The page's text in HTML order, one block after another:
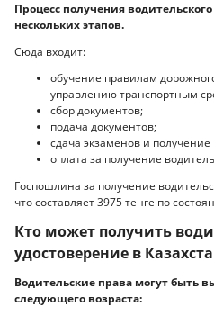
Процесс получения
нескольких этапов.
Сюда входит:
обучение правилам
управлению транспортным
сбор документов;
подача документов;
сдача экзаменов и получение
оплата за получение
Госпошлина за получение
что составляет 3975 тенге по
Кто может получить
удостоверение в
Водительские права могут быть
следующего возраста: